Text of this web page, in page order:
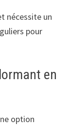
nécessite un
pour
en
option